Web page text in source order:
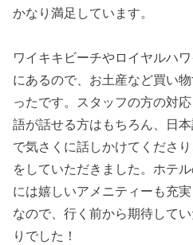
かなり満足しています。
ワイキキビーチやロイヤルハ
にあるので、お土産など買い
ったです。スタッフの方の対
語が話せる方はもちろん、日
で気さくに話しかけてくださ
をしていただきました。ホテ
には嬉しいアメニティーも充
なので、行く前から期待して
りでした！